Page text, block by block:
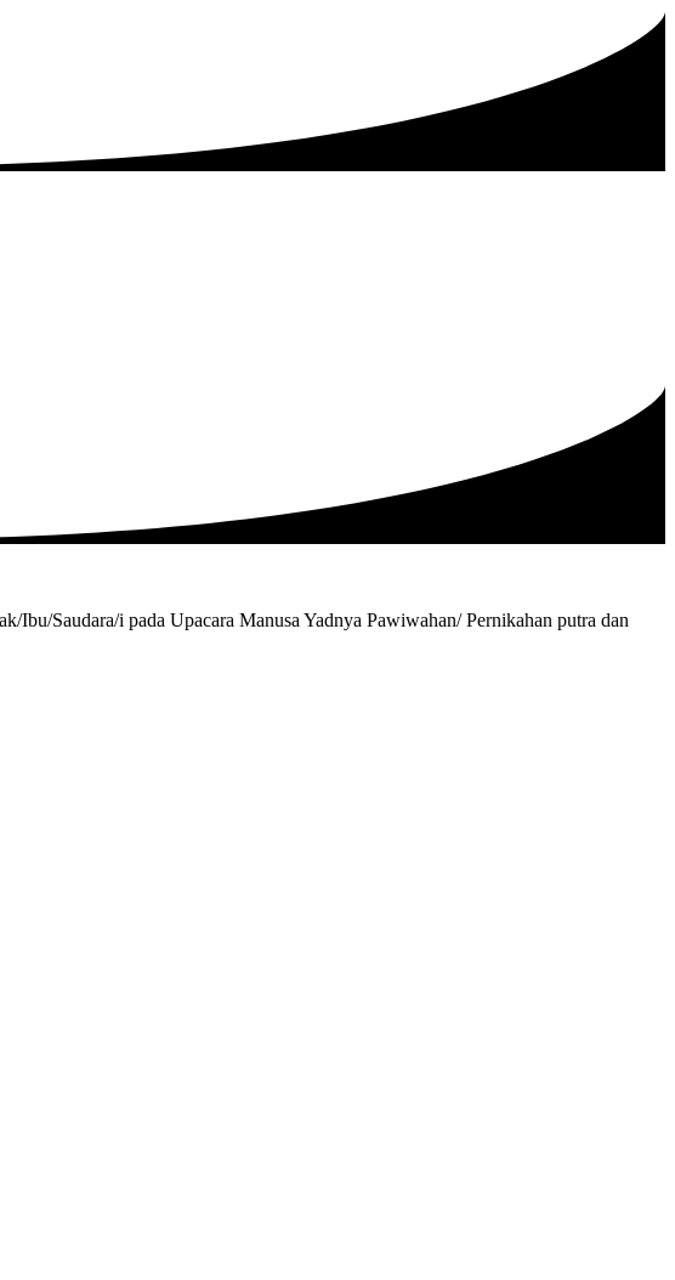
Saudara/i pada Upacara Manusa Yadnya Pawiwahan/ Pernikahan putra dan